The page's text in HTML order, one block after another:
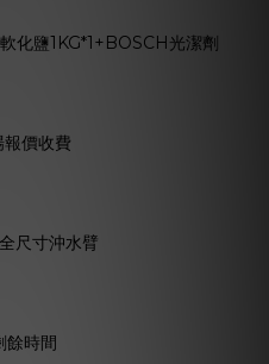
化鹽1KG*1+BOSCH光潔劑
價收費
尺寸沖水臂
餘時間